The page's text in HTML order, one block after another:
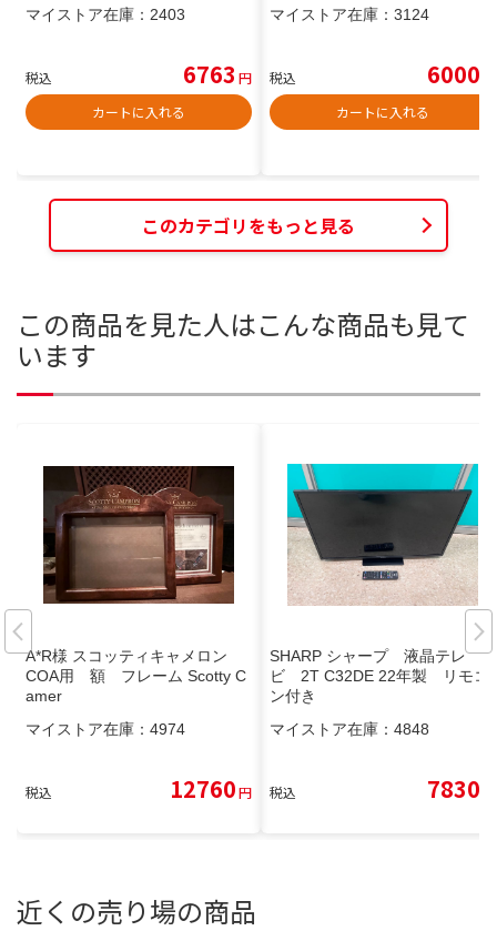
マイストア在庫： 2403
税込 6763 円
カートに入れる
マイストア在庫： 3124
税込 6000
カートに入れる
このカテゴリをもっと見る
この商品を見た人はこんな商品も見て
います
A*R様 スコッティキャメロン
COA用 額 フレーム Scotty C
amer
マイストア在庫： 4974
税込 12760円
SHARP シャープ 液晶テレ
ビ 2T C32DE 22年製 リモコ
ン付き
マイストア在庫： 4848
税込 7830
近くの売り場の商品